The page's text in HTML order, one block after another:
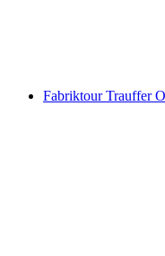
Fabriktour Trauffer